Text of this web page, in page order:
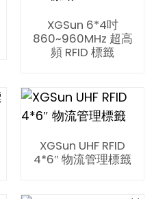
XGSun 6*4吋
860~960MHz 超高
頻 RFID 標籤
XGSun UHF RFID
4*6″ 物流管理標籤